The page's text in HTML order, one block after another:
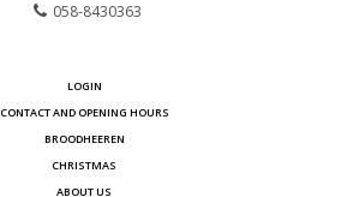
058-8430363
LOGIN
CONTACT AND OPENING HOURS
BROODHEEREN
CHRISTMAS
ABOUT US